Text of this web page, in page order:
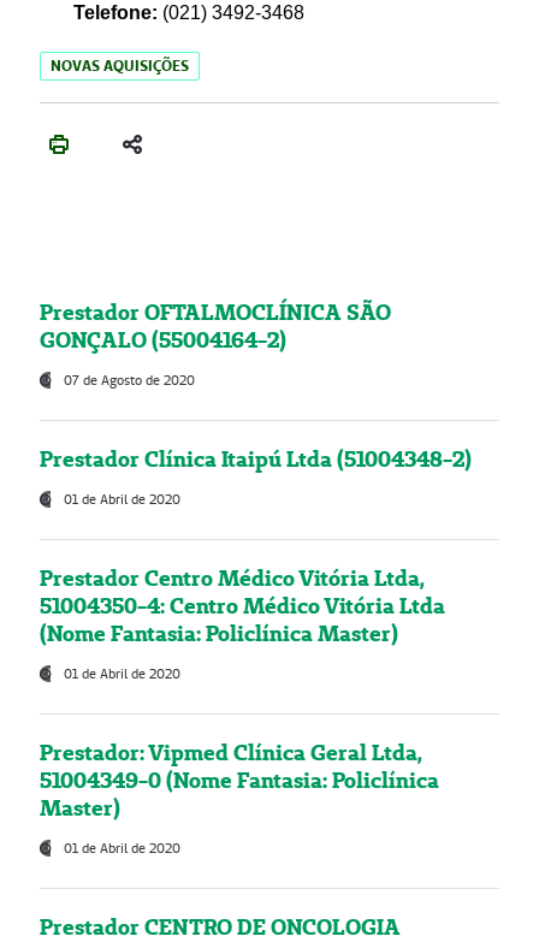
Telefone: (021) 3492-3468
NOVAS AQUISIÇÕES
Prestador OFTALMOCLÍNICA SÃO
GONÇALO (55004164-2)
07 de Agosto de 2020
Prestador Clínica Itaipú Ltda (51004348-2)
01 de Abril de 2020
Prestador Centro Médico Vitória Ltda,
51004350-4: Centro Médico Vitória Ltda
(Nome Fantasia: Policlínica Master)
01 de Abril de 2020
Prestador: Vipmed Clínica Geral Ltda,
51004349-0 (Nome Fantasia: Policlínica
Master)
01 de Abril de 2020
Prestador CENTRO DE ONCOLOGIA